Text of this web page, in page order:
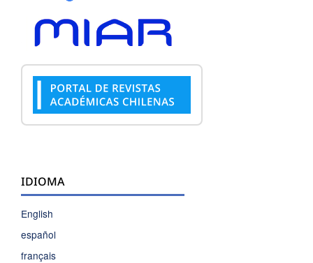
IDIOMA
English
español
français